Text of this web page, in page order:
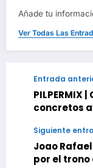
Añade tu
Ver Todas Las
Entrada
PILPERMIX
concretos
Siguiente
Joao
por el